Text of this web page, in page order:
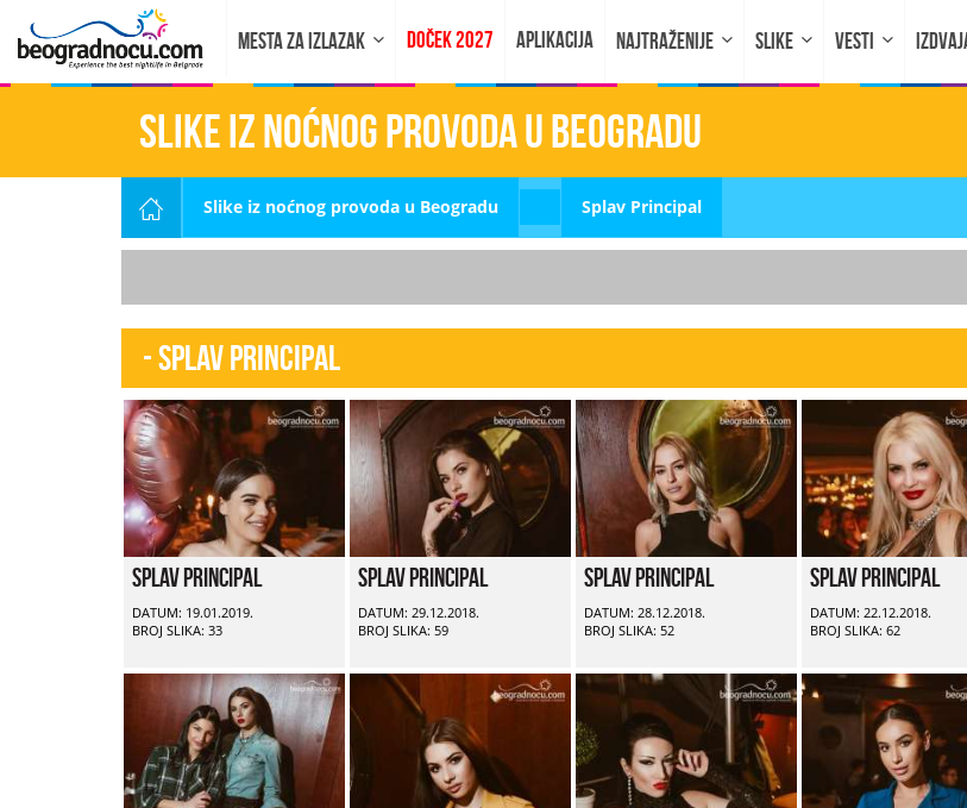
MESTA ZA IZLAZAK DOČEK 2027 APLIKACIJA NAJTRAŽENIJE SLIKE VESTI
Slike iz noćnog provoda u Beogradu
Slike iz noćnog provoda u Beogradu Splav Principal
- Splav Principal
Splav Principal
DATUM: 19.01.2019.
BROJ SLIKA: 33
Splav Principal
DATUM: 29.12.2018.
BROJ SLIKA: 59
Splav Principal
DATUM: 28.12.2018.
BROJ SLIKA: 52
Splav Principal
DATUM: 22.12.2018.
BROJ SLIKA: 62